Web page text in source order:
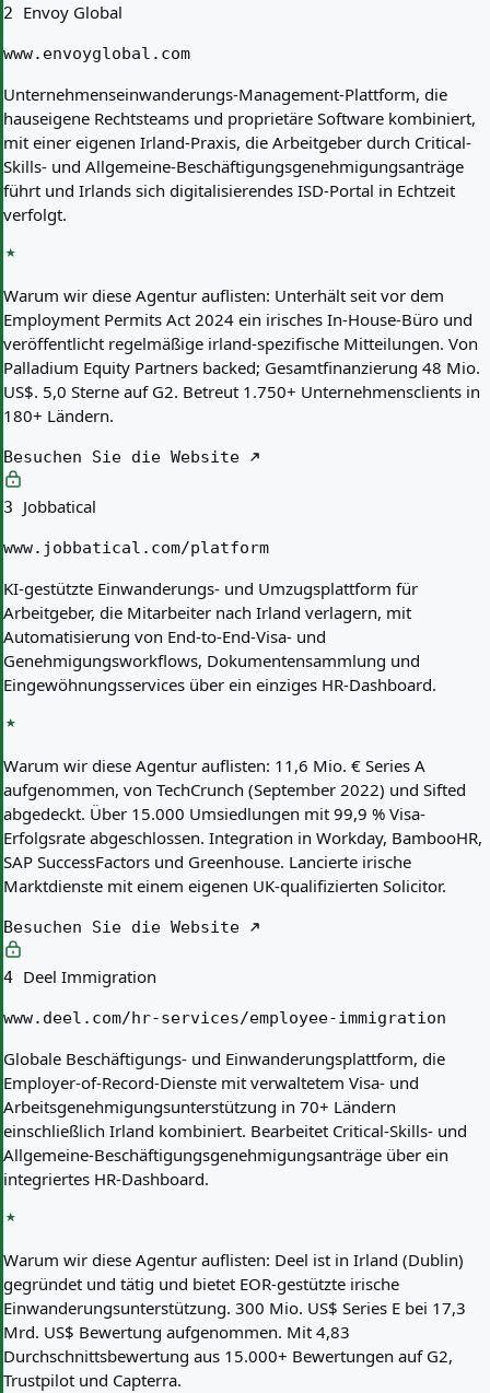
2 Envoy Global
www.envoyglobal.com
Unternehmenseinwanderungs-Management-Plattform, die
hauseigene Rechtsteams und proprietäre Software kombiniert,
mit einer eigenen Irland-Praxis, die Arbeitgeber durch Critical-
Skills- und Allgemeine-Beschäftigungsgenehmigungsanträge
führt und Irlands sich digitalisierendes ISD-Portal in Echtzeit
verfolgt.
Warum wir diese Agentur auflisten: Unterhält seit vor dem
Employment Permits Act 2024 ein irisches In-House-Büro und
veröffentlicht regelmäßige irland-spezifische Mitteilungen. Von
Palladium Equity Partners backed; Gesamtfinanzierung 48 Mio.
US$. 5,0 Sterne auf G2. Betreut 1.750+ Unternehmensclients in
180+ Ländern.
Besuchen Sie die Website
3 Jobbatical
www.jobbatical.com/platform
KI-gestützte Einwanderungs- und Umzugsplattform für
Arbeitgeber, die Mitarbeiter nach Irland verlagern, mit
Automatisierung von End-to-End-Visa- und
Genehmigungsworkflows, Dokumentensammlung und
Eingewöhnungsservices über ein einziges HR-Dashboard.
Warum wir diese Agentur auflisten: 11,6 Mio. € Series A
aufgenommen, von TechCrunch (September 2022) und Sifted
abgedeckt. Über 15.000 Umsiedlungen mit 99,9 % Visa-
Erfolgsrate abgeschlossen. Integration in Workday, BambooHR,
SAP SuccessFactors und Greenhouse. Lancierte irische
Marktdienste mit einem eigenen UK-qualifizierten Solicitor.
Besuchen Sie die Website
4 Deel Immigration
www.deel.com/hr-services/employee-immigration
Globale Beschäftigungs- und Einwanderungsplattform, die
Employer-of-Record-Dienste mit verwaltetem Visa- und
Arbeitsgenehmigungsunterstützung in 70+ Ländern
einschließlich Irland kombiniert. Bearbeitet Critical-Skills- und
Allgemeine-Beschäftigungsgenehmigungsanträge über ein
integriertes HR-Dashboard.
Warum wir diese Agentur auflisten: Deel ist in Irland (Dublin)
gegründet und tätig und bietet EOR-gestützte irische
Einwanderungsunterstützung. 300 Mio. US$ Series E bei 17,3
Mrd. US$ Bewertung aufgenommen. Mit 4,83
Durchschnittsbewertung aus 15.000+ Bewertungen auf G2,
Trustpilot und Capterra.